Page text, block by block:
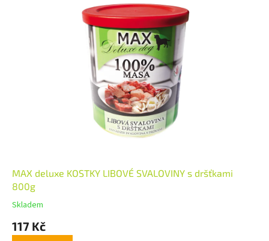
MAX deluxe KOSTKY LIBOVÉ SVALOVINY s dršťkami
800g
Skladem
117 Kč